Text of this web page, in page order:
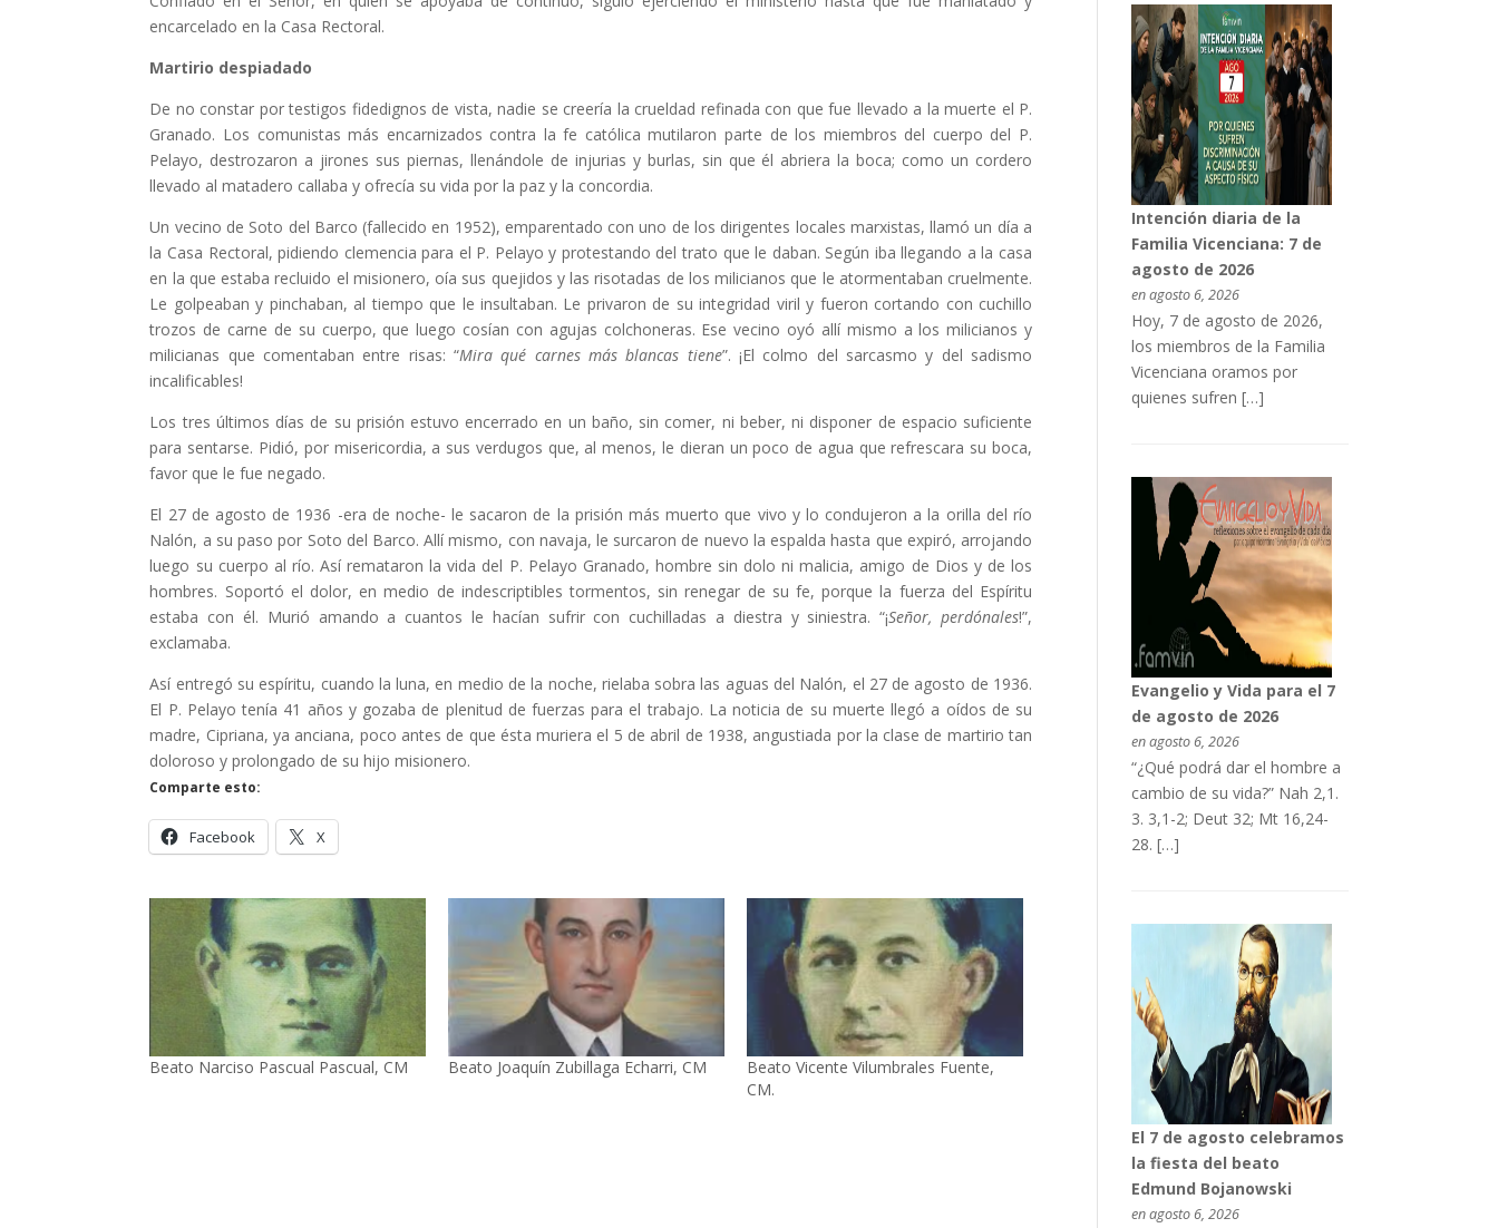
encarcelado en la Casa Rectoral.
Martirio despiadado
De no constar por testigos fidedignos de vista, nadie se creería la crueldad refinada con que fue llevado a la muerte el P.
Granado. Los comunistas más encarnizados contra la fe católica mutilaron parte de los miembros del cuerpo del P.
Pelayo, destrozaron a jirones sus piernas, llenándole de injurias y burlas, sin que él abriera la boca; como un cordero
llevado al matadero callaba y ofrecía su vida por la paz y la concordia.
Un vecino de Soto del Barco (fallecido en 1952), emparentado con uno de los dirigentes locales marxistas, llamó un día a
la Casa Rectoral, pidiendo clemencia para el P. Pelayo y protestando del trato que le daban. Según iba llegando a la casa
en la que estaba recluido el misionero, oía sus quejidos y las risotadas de los milicianos que le atormentaban cruelmente.
Le golpeaban y pinchaban, al tiempo que le insultaban. Le privaron de su integridad viril y fueron cortando con cuchillo
trozos de carne de su cuerpo, que luego cosían con agujas colchoneras. Ese vecino oyó allí mismo a los milicianos y
milicianas que comentaban entre risas: “Mira qué carnes más blancas tiene”. ¡El colmo del sarcasmo y del sadismo
incalificables!
Los tres últimos días de su prisión estuvo encerrado en un baño, sin comer, ni beber, ni disponer de espacio suficiente
para sentarse. Pidió, por misericordia, a sus verdugos que, al menos, le dieran un poco de agua que refrescara su boca,
favor que le fue negado.
El 27 de agosto de 1936 -era de noche- le sacaron de la prisión más muerto que vivo y lo condujeron a la orilla del río
Nalón, a su paso por Soto del Barco. Allí mismo, con navaja, le surcaron de nuevo la espalda hasta que expiró, arrojando
luego su cuerpo al río. Así remataron la vida del P. Pelayo Granado, hombre sin dolo ni malicia, amigo de Dios y de los
hombres. Soportó el dolor, en medio de indescriptibles tormentos, sin renegar de su fe, porque la fuerza del Espíritu
estaba con él. Murió amando a cuantos le hacían sufrir con cuchilladas a diestra y siniestra. “¡Señor, perdónales!”,
exclamaba.
Así entregó su espíritu, cuando la luna, en medio de la noche, rielaba sobra las aguas del Nalón, el 27 de agosto de 1936.
El P. Pelayo tenía 41 años y gozaba de plenitud de fuerzas para el trabajo. La noticia de su muerte llegó a oídos de su
madre, Cipriana, ya anciana, poco antes de que ésta muriera el 5 de abril de 1938, angustiada por la clase de martirio tan
doloroso y prolongado de su hijo misionero.
Comparte esto:
Facebook X
Beato Narciso Pascual Pascual, CM Beato Joaquín Zubillaga Echarri, CM
Beato Vicente Vilumbrales Fuente,
CM.
Intención diaria de la
Familia Vicenciana: 7 de
agosto de 2026
en agosto 6, 2026
Hoy, 7 de agosto de 2026,
los miembros de la Familia
Vicenciana oramos por
quienes sufren […]
Evangelio y Vida para el 7
de agosto de 2026
en agosto 6, 2026
“¿Qué podrá dar el hombre a
cambio de su vida?” Nah 2,1.
3. 3,1-2; Deut 32; Mt 16,24-
28. […]
El 7 de agosto celebramos
la fiesta del beato
Edmund Bojanowski
en agosto 6, 2026